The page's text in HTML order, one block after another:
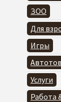
ЗОО
Для
Игры
Услуги
Работа